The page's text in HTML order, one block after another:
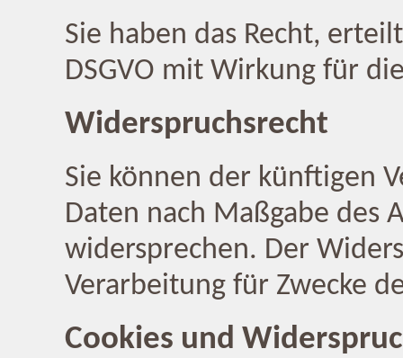
Sie haben das Recht,
DSGVO mit Wirkung für
Widerspruchsrecht
Sie können der künftigen
Daten nach Maßgabe des
widersprechen. Der
Verarbeitung für Zwecke
Cookies und